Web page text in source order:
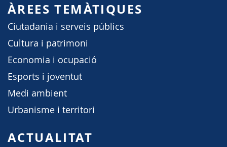
ÀREES TEMÀTIQUES
Ciutadania i serveis públics
Cultura i patrimoni
Economia i ocupació
Esports i joventut
Medi ambient
Urbanisme i territori
ACTUALITAT